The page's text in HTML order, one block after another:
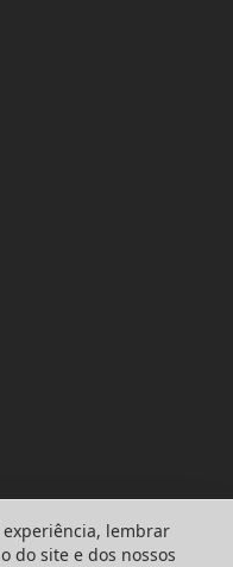
experiência, lembrar
do site e dos nossos